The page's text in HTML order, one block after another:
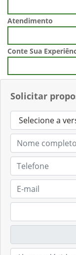
Solicitar
Atendimento
Conte Sua